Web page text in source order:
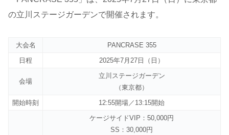
の立川ステージガーデンで開催されます。
大会名
PANCRASE 355
日程
2025年7月27日（日）
会場
立川ステージガーデン
（東京都）
開始時刻
12:55開場／13:15開始
ケージサイドVIP：50,000円
SS：30,000円